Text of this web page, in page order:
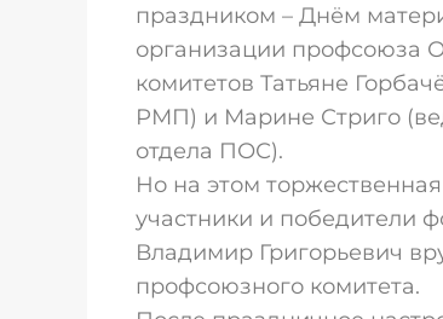
праздником – Днём
организации профсоюза
комитетов Татьяне
РМП) и Марине Стриго
отдела ПОС).
Но на этом
участники и победители
Владимир Григорьевич
профсоюзного комитета.